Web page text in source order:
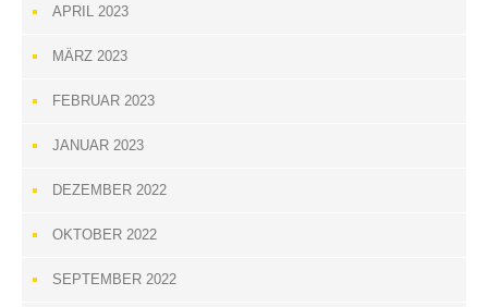
APRIL 2023
MÄRZ 2023
FEBRUAR 2023
JANUAR 2023
DEZEMBER 2022
OKTOBER 2022
SEPTEMBER 2022